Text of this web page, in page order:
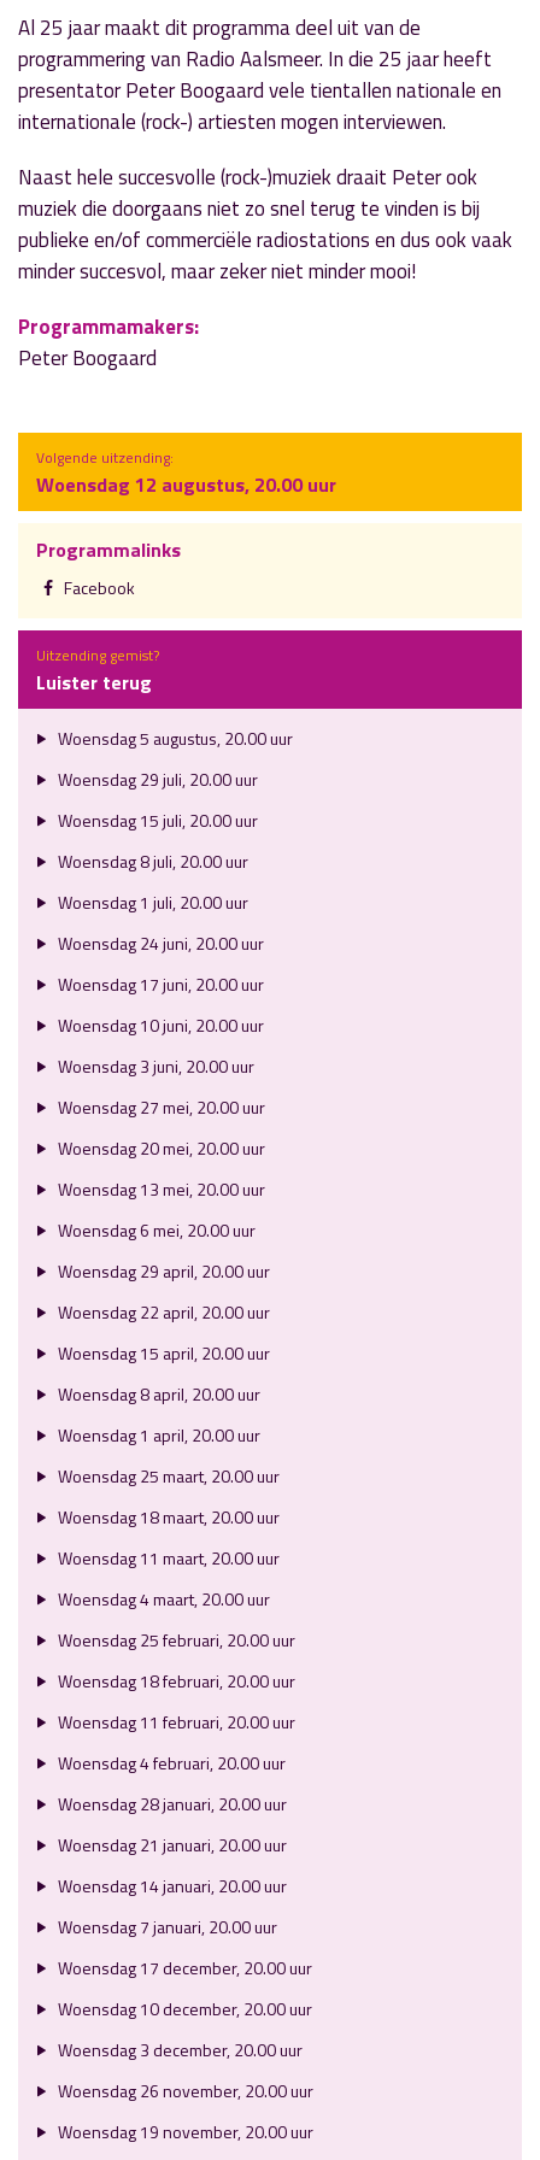
Al 25 jaar maakt dit programma deel uit van de
programmering van Radio Aalsmeer. In die 25 jaar heeft
presentator Peter Boogaard vele tientallen nationale en
internationale (rock-) artiesten mogen interviewen.
Naast hele succesvolle (rock-)muziek draait Peter ook
muziek die doorgaans niet zo snel terug te vinden is bij
publieke en/of commerciële radiostations en dus ook vaak
minder succesvol, maar zeker niet minder mooi!
Programmamakers:
Peter Boogaard
Volgende uitzending:
Woensdag 12 augustus, 20.00 uur
Programmalinks
Facebook
Uitzending gemist?
Luister terug
Woensdag 5 augustus, 20.00 uur
Woensdag 29 juli, 20.00 uur
Woensdag 15 juli, 20.00 uur
Woensdag 8 juli, 20.00 uur
Woensdag 1 juli, 20.00 uur
Woensdag 24 juni, 20.00 uur
Woensdag 17 juni, 20.00 uur
Woensdag 10 juni, 20.00 uur
Woensdag 3 juni, 20.00 uur
Woensdag 27 mei, 20.00 uur
Woensdag 20 mei, 20.00 uur
Woensdag 13 mei, 20.00 uur
Woensdag 6 mei, 20.00 uur
Woensdag 29 april, 20.00 uur
Woensdag 22 april, 20.00 uur
Woensdag 15 april, 20.00 uur
Woensdag 8 april, 20.00 uur
Woensdag 1 april, 20.00 uur
Woensdag 25 maart, 20.00 uur
Woensdag 18 maart, 20.00 uur
Woensdag 11 maart, 20.00 uur
Woensdag 4 maart, 20.00 uur
Woensdag 25 februari, 20.00 uur
Woensdag 18 februari, 20.00 uur
Woensdag 11 februari, 20.00 uur
Woensdag 4 februari, 20.00 uur
Woensdag 28 januari, 20.00 uur
Woensdag 21 januari, 20.00 uur
Woensdag 14 januari, 20.00 uur
Woensdag 7 januari, 20.00 uur
Woensdag 17 december, 20.00 uur
Woensdag 10 december, 20.00 uur
Woensdag 3 december, 20.00 uur
Woensdag 26 november, 20.00 uur
Woensdag 19 november, 20.00 uur